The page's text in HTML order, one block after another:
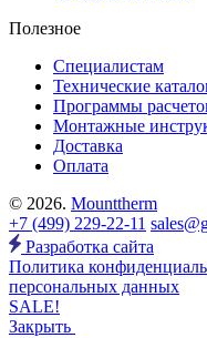
Полезное
Специалистам
Технические
Программы
Монтажные
Доставка
Оплата
© 2026. Mounttherm
+7 (499) 229-22-11
Разработка сайта
Политика
персональных данных
SALE!
Закрыть